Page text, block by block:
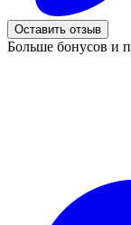
Оставить отзыв
Больше бонусов и